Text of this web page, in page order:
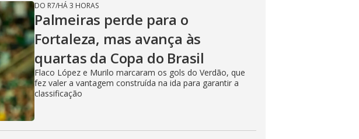
DO R7/HÁ 3 HORAS
Palmeiras perde para o
Fortaleza, mas avança às
quartas da Copa do Brasil
Flaco López e Murilo marcaram os gols do Verdão, que
fez valer a vantagem construída na ida para garantir a
classificação